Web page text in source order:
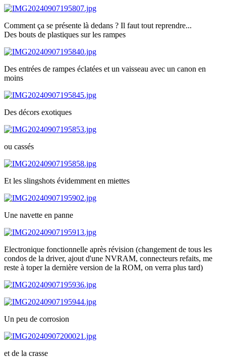
Comment ça se présente là dedans ? Il faut tout reprendre...
Des bouts de plastiques sur les rampes
Des entrées de rampes éclatées et un vaisseau avec un canon en
moins
Des décors exotiques
ou cassés
Et les slingshots évidemment en miettes
Une navette en panne
Electronique fonctionnelle après révision (changement de tous les
condos de la driver, ajout d'une NVRAM, connecteurs refaits, me
reste à toper la dernière version de la ROM, on verra plus tard)
Un peu de corrosion
et de la crasse